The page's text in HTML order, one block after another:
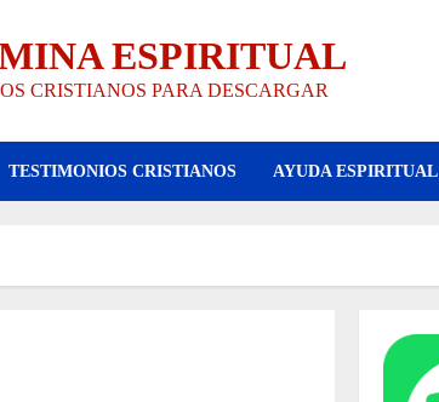
ESPIRITUAL
CRISTIANOS PARA DESCARGAR
TESTIMONIOS CRISTIANOS AYUDA ESPIRITUAL